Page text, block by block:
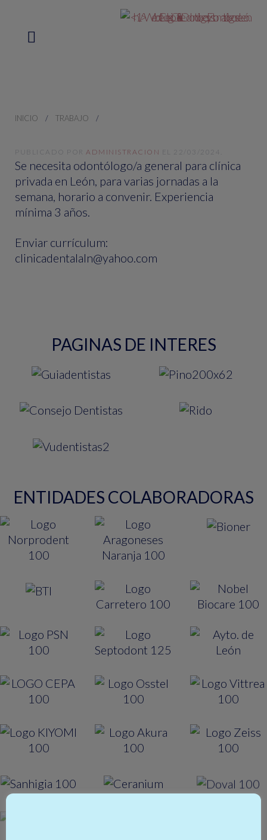
INICIO TRABAJO
PUBLICADO POR ADMINISTRACION EL 22/03/2024
Se necesita odontólogo/a general para clínica
privada en León, para varias jornadas a la
semana, horario a convenir. Experiencia
mínima 3 años.
Enviar currículum:
clinicadentalaln@yahoo.com
PAGINAS DE INTERES
ENTIDADES COLABORADORAS